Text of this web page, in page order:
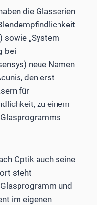
die Glasserien
sowie „System
bei
neue Namen
den erst
für
zu einem
Optik auch seine
steht
und
im eigenen